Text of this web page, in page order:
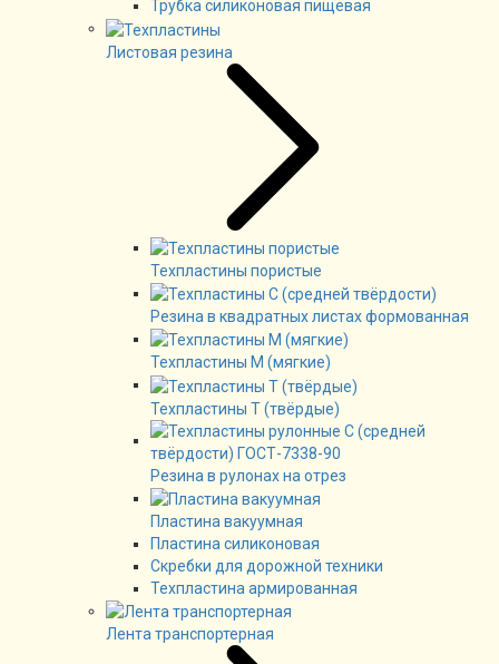
Трубка силиконовая пищевая
Листовая резина
Техпластины пористые
Резина в квадратных листах формованная
Техпластины М (мягкие)
Техпластины Т (твёрдые)
Резина в рулонах на отрез
Пластина вакуумная
Пластина силиконовая
Скребки для дорожной техники
Техпластина армированная
Лента транспортерная